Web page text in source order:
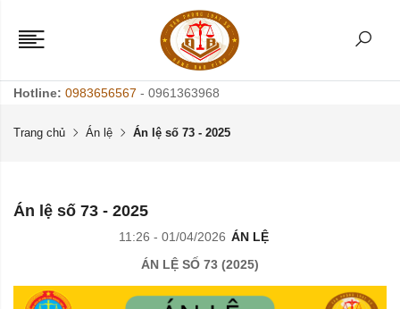
Hotline: 0983656567 - 0961363968
Trang chủ Án lệ Án lệ số 73 - 2025
Án lệ số 73 - 2025
11:26 - 01/04/2026 ÁN LỆ
ÁN LỆ SỐ 73 (2025)